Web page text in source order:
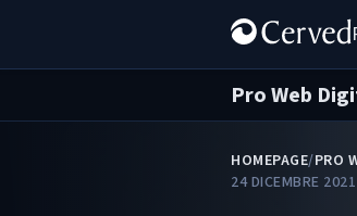
Pro Web
HOMEPAGE/PRO
24 DICEMBRE 2021